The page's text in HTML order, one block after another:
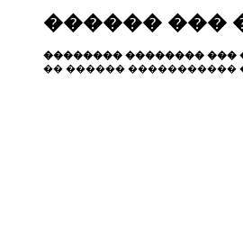
������ ���
�������� �������� ���
�� ������ �����������